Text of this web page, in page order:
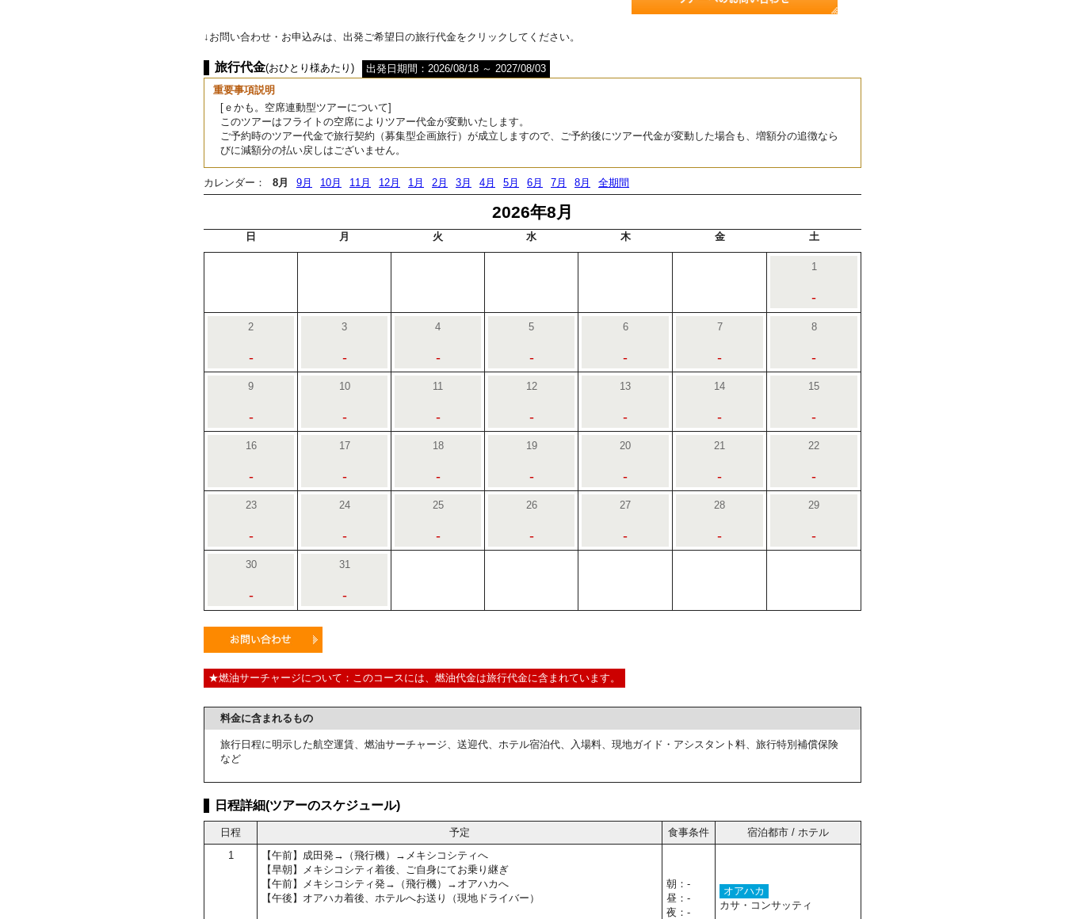
↓お問い合わせ・お申込みは、出発ご希望日の旅行代金をクリックしてください。
旅行代金(おひとり様あたり)
出発日期間：2026/08/18 ～ 2027/08/03
重要事項説明
[ｅかも。空席連動型ツアーについて]
このツアーはフライトの空席によりツアー代金が変動いたします。
ご予約時のツアー代金で旅行契約（募集型企画旅行）が成立しますので、ご予約後にツアー代金が変動した場合も、増額分の追徴なら
びに減額分の払い戻しはございません。
カレンダー： 8月 9月 10月 11月 12月 1月 2月 3月 4月 5月 6月 7月 8月 全期間
2026年8月
日 月 火 水 木 金 土
1
-
2
-
3
-
4
-
5
-
6
-
7
-
8
-
9
-
10
-
11
-
12
-
13
-
14
-
15
-
16
-
17
-
18
-
19
-
20
-
21
-
22
-
23
-
24
-
25
-
26
-
27
-
28
-
29
-
30
-
31
-
★燃油サーチャージについて：このコースには、燃油代金は旅行代金に含まれています。
料金に含まれるもの
旅行日程に明示した航空運賃、燃油サーチャージ、送迎代、ホテル宿泊代、入場料、現地ガイド・アシスタント料、旅行特別補償保険
など
日程詳細(ツアーのスケジュール)
日程 予定 食事条件
宿泊都市 / ホテル
1
【午前】成田発→（飛行機）→メキシコシティへ
【早朝】メキシコシティ着後、ご自身にてお乗り継ぎ
【午前】メキシコシティ発→（飛行機）→オアハカへ
【午後】オアハカ着後、ホテルへお送り（現地ドライバー）
朝：-
昼：-
夜：-
オアハカ
カサ・コンサッティ